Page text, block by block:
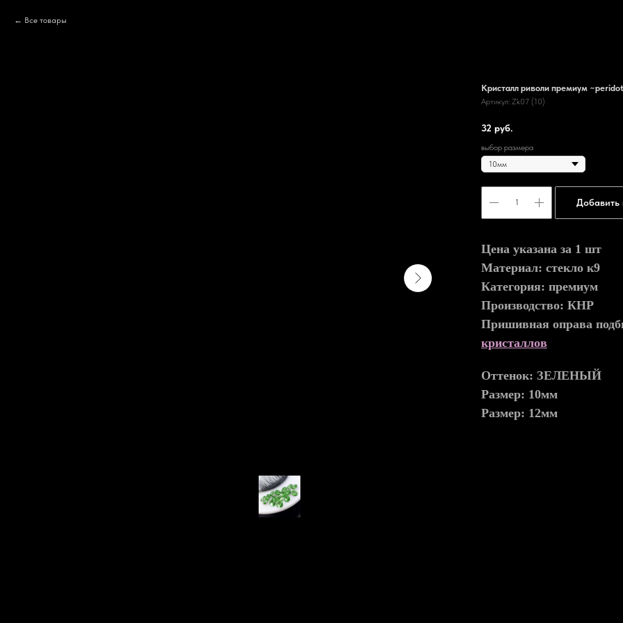
Все товары
Кристалл риволи премиум
Артикул: Zk07 (10)
32 руб.
выбор размера
Добавить
Цена указана за 1 шт
Материал: стекло к9
Категория: премиум
Производство: КНР
Пришивная оправа
кристаллов
Оттенок: ЗЕЛЕНЫЙ
Размер: 10мм
Размер: 12мм